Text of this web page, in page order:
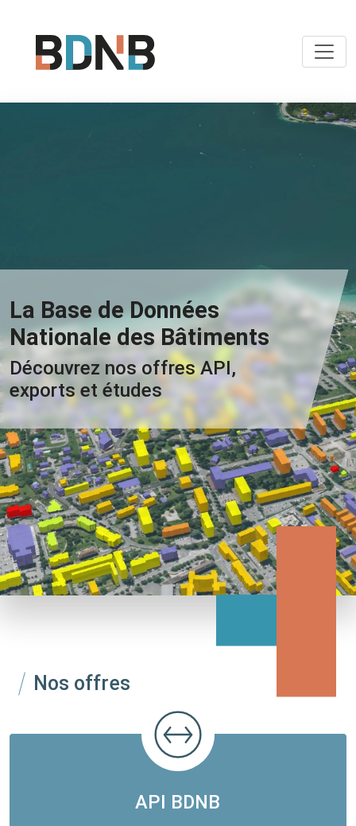
La Base de Données
Nationale des Bâtiments
Découvrez nos offres API,
exports et études
Nos offres
API BDNB